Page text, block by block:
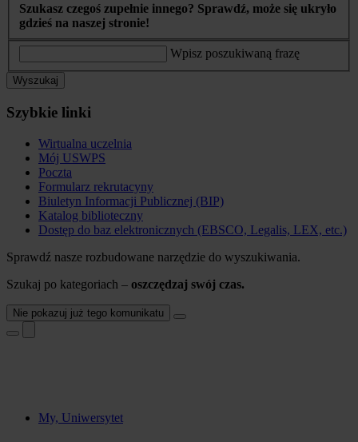
Szukasz czegoś zupełnie innego? Sprawdź, może się ukryło
gdzieś na naszej stronie!
Wpisz poszukiwaną frazę
Wyszukaj
Szybkie linki
Wirtualna uczelnia
Mój USWPS
Poczta
Formularz rekrutacyny
Biuletyn Informacji Publicznej (BIP)
Katalog biblioteczny
Dostęp do baz elektronicznych (EBSCO, Legalis, LEX, etc.)
Sprawdź nasze rozbudowane narzędzie do wyszukiwania.
Szukaj po kategoriach – oszczędzaj swój czas.
Nie pokazuj już tego komunikatu
My, Uniwersytet